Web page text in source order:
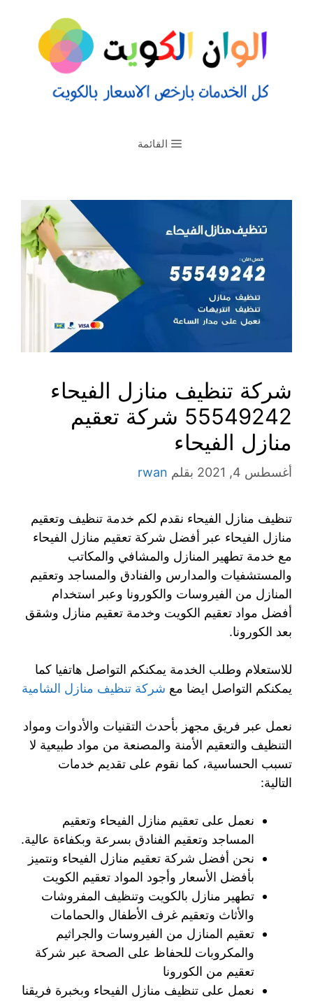
القائمة
شركة تنظيف منازل الفيحاء
55549242 شركة تعقيم
منازل الفيحاء
أغسطس 4, 2021 بقلم rwan
تنظيف منازل الفيحاء نقدم لكم خدمة تنظيف وتعقيم
منازل الفيحاء عبر أفضل شركة تعقيم منازل الفيحاء
مع خدمة تطهير المنازل والمشافي والمكاتب
والمستشفيات والمدارس والفنادق والمساجد وتعقيم
المنازل من الفيروسات والكورونا وعبر استخدام
أفضل مواد تعقيم الكويت وخدمة تعقيم منازل وشقق
بعد الكورونا.
للاستعلام وطلب الخدمة يمكنكم التواصل هاتفيا كما
يمكنكم التواصل ايضا مع شركة تنظيف منازل الشامية
نعمل عبر فريق مجهز بأحدث التقنيات والأدوات ومواد
التنظيف والتعقيم الأمنة والمصنعة من مواد طبيعية لا
تسبب الحساسية، كما نقوم على تقديم خدمات
التالية:
نعمل على تعقيم منازل الفيحاء وتعقيم
المساجد وتعقيم الفنادق بسرعة وبكفاءة عالية.
نحن أفضل شركة تعقيم منازل الفيحاء ونتميز
بأفضل الأسعار وأجود المواد تعقيم الكويت
تطهير منازل بالكويت وتنظيف المفروشات
والأثاث وتعقيم غرف الأطفال والحمامات
تعقيم المنازل من الفيروسات والجراثيم
والمكروبات للحفاظ على الصحة عبر شركة
تعقيم من الكورونا
نعمل على تنظيف منازل الفيحاء وبخبرة فريقنا